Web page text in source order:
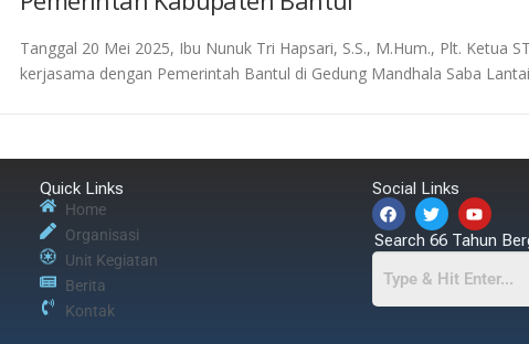
Tanggal 20 Mei 2025, Ibu Nunuk Tri Hapsari, S.S., M.Hum., Plt. Ketua
kerjasama dengan Pemerintah Bantul di Gedung Mandhala Saba
Quick Links
Home
Organisasi
Unit Kegiatan
Berita
Kontak
Social Links
Search 66 Tahun